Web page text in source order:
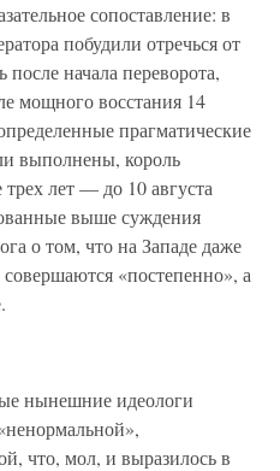
сопоставление: в
побудили отречься от
начала переворота,
мощного восстания 14
прагматические
выполнены, король
трех лет — до 10 августа
выше суждения
о том, что на Западе даже
«постепенно», а
нынешние идеологи
что, мол, и выразилось в